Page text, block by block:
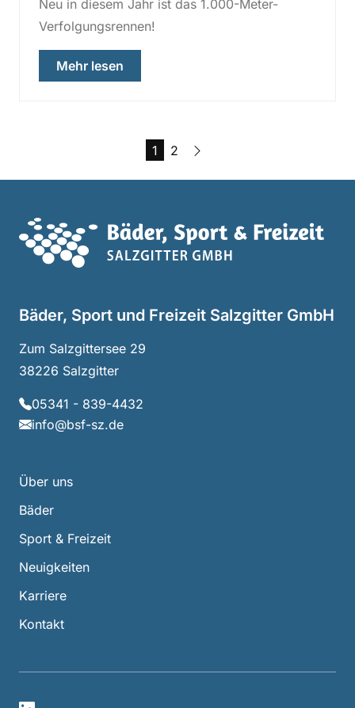
Neu in diesem Jahr ist das 1.000-Meter-
Verfolgungsrennen!
Mehr lesen
Seite
1 Seite
2
Bäder, Sport und Freizeit Salzgitter GmbH
Zum Salzgittersee 29
38226 Salzgitter
05341 - 839-4432
info@bsf-sz.de
Über uns
Bäder
Sport & Freizeit
Neuigkeiten
Karriere
Kontakt